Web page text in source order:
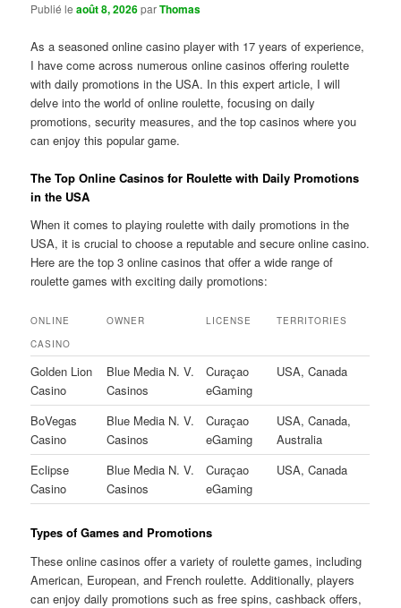
Publié leaoût 8, 2026parThomas
As a seasoned online casino player with 17 years of experience,
I have come across numerous online casinos offering roulette
with daily promotions in the USA. In this expert article, I will
delve into the world of online roulette, focusing on daily
promotions, security measures, and the top casinos where you
can enjoy this popular game.
The Top Online Casinos for Roulette with Daily Promotions
in the USA
When it comes to playing roulette with daily promotions in the
USA, it is crucial to choose a reputable and secure online casino.
Here are the top 3 online casinos that offer a wide range of
roulette games with exciting daily promotions:
ONLINE
CASINO
OWNER LICENSE TERRITORIES
Golden Lion
Casino
Blue Media N. V.
Casinos
Curaçao
eGaming
USA, Canada
BoVegas
Casino
Blue Media N. V.
Casinos
Curaçao
eGaming
USA, Canada,
Australia
Eclipse
Casino
Blue Media N. V.
Casinos
Curaçao
eGaming
USA, Canada
Types of Games and Promotions
These online casinos offer a variety of roulette games, including
American, European, and French roulette. Additionally, players
can enjoy daily promotions such as free spins, cashback offers,